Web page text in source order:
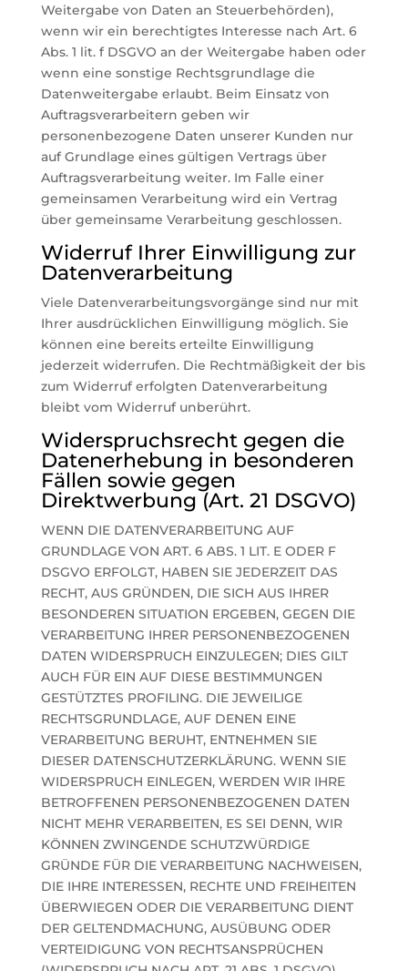
Weitergabe von Daten an Steuerbehörden),
wenn wir ein berechtigtes Interesse nach Art. 6
Abs. 1 lit. f DSGVO an der Weitergabe haben oder
wenn eine sonstige Rechtsgrundlage die
Datenweitergabe erlaubt. Beim Einsatz von
Auftragsverarbeitern geben wir
personenbezogene Daten unserer Kunden nur
auf Grundlage eines gültigen Vertrags über
Auftragsverarbeitung weiter. Im Falle einer
gemeinsamen Verarbeitung wird ein Vertrag
über gemeinsame Verarbeitung geschlossen.
Widerruf Ihrer Einwilligung zur
Datenverarbeitung
Viele Datenverarbeitungsvorgänge sind nur mit
Ihrer ausdrücklichen Einwilligung möglich. Sie
können eine bereits erteilte Einwilligung
jederzeit widerrufen. Die Rechtmäßigkeit der bis
zum Widerruf erfolgten Datenverarbeitung
bleibt vom Widerruf unberührt.
Widerspruchsrecht gegen die
Datenerhebung in besonderen
Fällen sowie gegen
Direktwerbung (Art. 21 DSGVO)
WENN DIE DATENVERARBEITUNG AUF
GRUNDLAGE VON ART. 6 ABS. 1 LIT. E ODER F
DSGVO ERFOLGT, HABEN SIE JEDERZEIT DAS
RECHT, AUS GRÜNDEN, DIE SICH AUS IHRER
BESONDEREN SITUATION ERGEBEN, GEGEN DIE
VERARBEITUNG IHRER PERSONENBEZOGENEN
DATEN WIDERSPRUCH EINZULEGEN; DIES GILT
AUCH FÜR EIN AUF DIESE BESTIMMUNGEN
GESTÜTZTES PROFILING. DIE JEWEILIGE
RECHTSGRUNDLAGE, AUF DENEN EINE
VERARBEITUNG BERUHT, ENTNEHMEN SIE
DIESER DATENSCHUTZERKLÄRUNG. WENN SIE
WIDERSPRUCH EINLEGEN, WERDEN WIR IHRE
BETROFFENEN PERSONENBEZOGENEN DATEN
NICHT MEHR VERARBEITEN, ES SEI DENN, WIR
KÖNNEN ZWINGENDE SCHUTZWÜRDIGE
GRÜNDE FÜR DIE VERARBEITUNG NACHWEISEN,
DIE IHRE INTERESSEN, RECHTE UND FREIHEITEN
ÜBERWIEGEN ODER DIE VERARBEITUNG DIENT
DER GELTENDMACHUNG, AUSÜBUNG ODER
VERTEIDIGUNG VON RECHTSANSPRÜCHEN